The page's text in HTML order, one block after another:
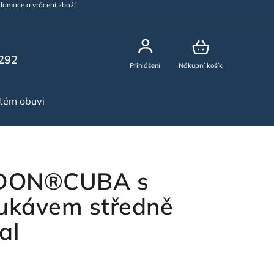
a vrácení zboží
Nákupní košík
Přihlášení
obuvi
s
středně